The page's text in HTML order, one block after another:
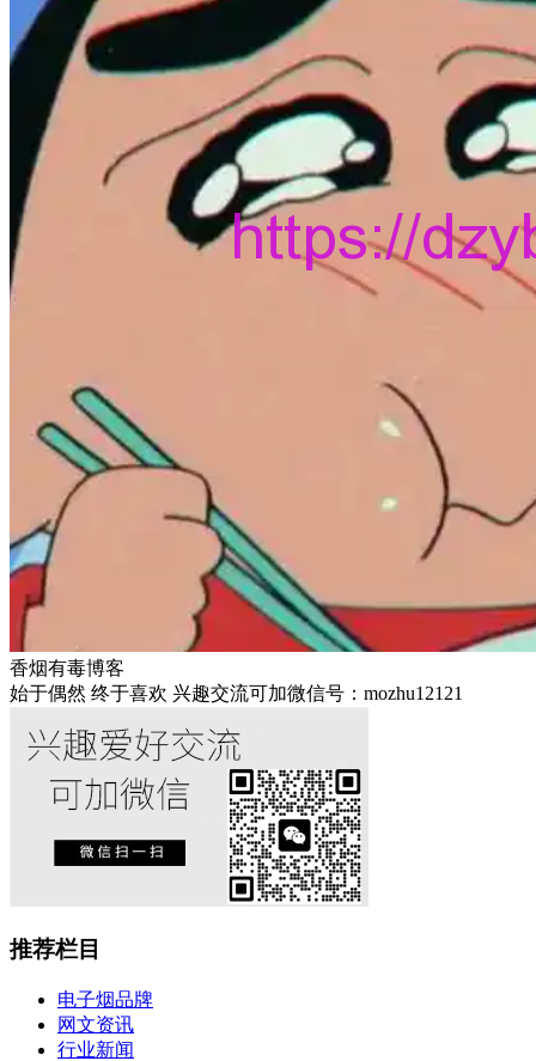
香烟有毒博客
始于偶然 终于喜欢 兴趣交流可加微信号：mozhu12121
推荐栏目
电子烟品牌
网文资讯
行业新闻